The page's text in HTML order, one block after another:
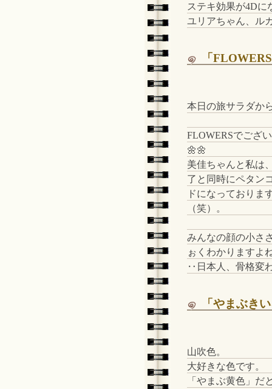
ステキ効果が4Dに
ユリアちゃん、ル
「
本日の旅サラダか
FLOWERSでござ
🌼🌼
美佳ちゃんと私は
了と同時にペタン
ドになっておりま
（笑）。
みんなの顔の小さ
ぉくわかりますよ
‥日本人、骨格変
「やまぶき
山吹色。
大好きな色です。
「やまぶ黄色」だ